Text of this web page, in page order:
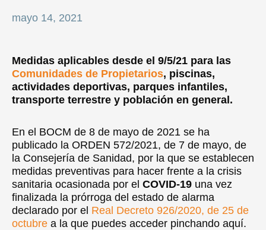
mayo 14, 2021
Medidas aplicables desde el 9/5/21 para las
Comunidades de Propietarios, piscinas,
actividades deportivas, parques infantiles,
transporte terrestre y población en general.
En el BOCM de 8 de mayo de 2021 se ha
publicado la ORDEN 572/2021, de 7 de mayo, de
la Consejería de Sanidad, por la que se establecen
medidas preventivas para hacer frente a la crisis
sanitaria ocasionada por el COVID-19 una vez
finalizada la prórroga del estado de alarma
declarado por el Real Decreto 926/2020, de 25 de
octubre a la que puedes acceder pinchando aquí.